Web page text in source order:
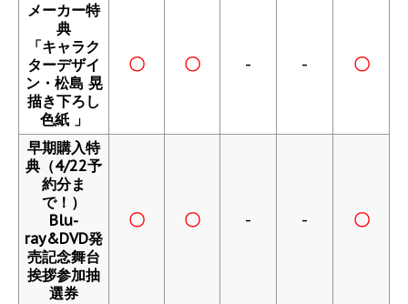
メーカー特
典
「キャラク
ターデザイ
ン・松島 晃
描き下ろし
色紙 」
〇 〇 - - 〇
早期購入特
典（4/22予
約分ま
で！）
Blu-
ray&DVD発
売記念舞台
挨拶参加抽
選券
〇 〇 - - 〇